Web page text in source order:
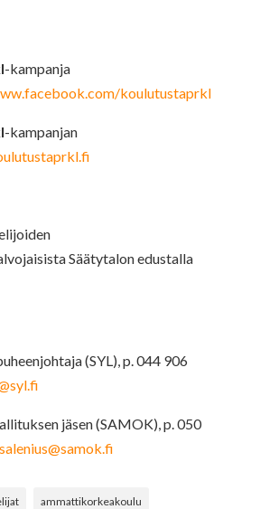
-kampanja
koulutustaprkl
-kampanjan
Säätytalon edustalla
(SYL), p. 044 906
jäsen (SAMOK), p. 050
ammattikorkeakoulu